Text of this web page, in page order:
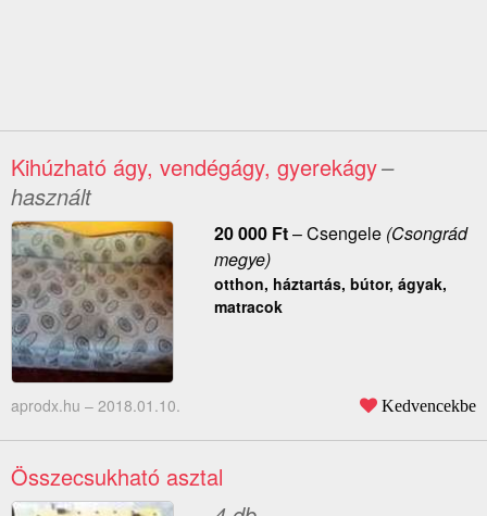
Kihúzható ágy, vendégágy, gyerekágy–
használt
20 000 Ft–Csengele(Csongrád
megye)
otthon, háztartás, bútor, ágyak,
matracok
aprodx.hu – 2018.01.10. Kedvencekbe
Összecsukható asztal